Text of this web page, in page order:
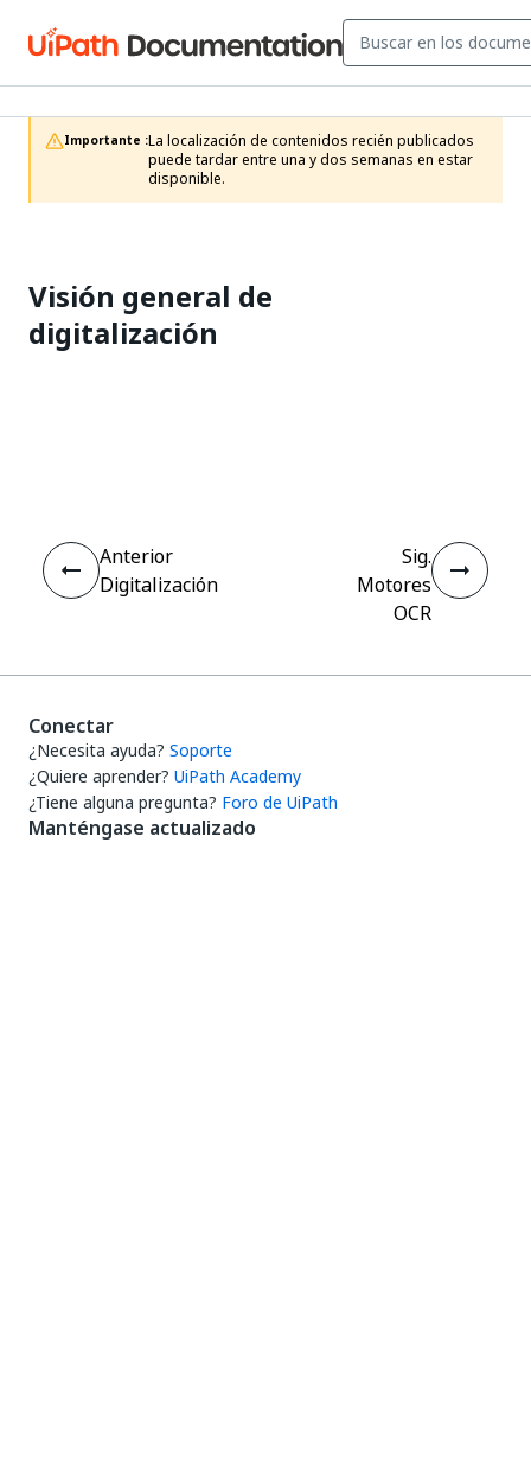
Importante :La localización de contenidos recién publicados
puede tardar entre una y dos semanas en estar
disponible.
Visión general de
digitalización
Anterior
Digitalización
Sig.
Motores
OCR
Conectar
¿Necesita ayuda? Soporte
¿Quiere aprender? UiPath Academy
¿Tiene alguna pregunta? Foro de UiPath
Manténgase actualizado